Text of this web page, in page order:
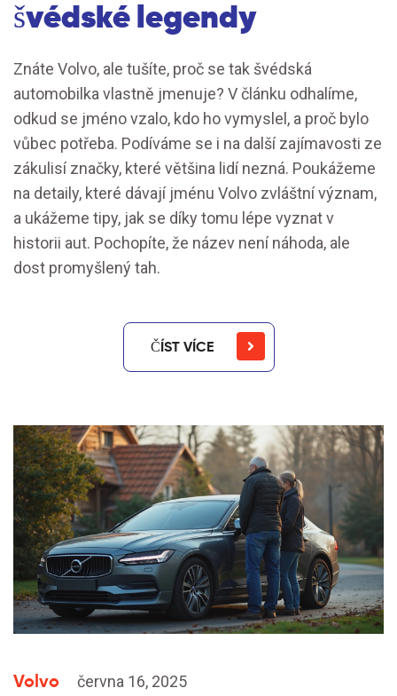
švédské legendy
Znáte Volvo, ale tušíte, proč se tak švédská
automobilka vlastně jmenuje? V článku odhalíme,
odkud se jméno vzalo, kdo ho vymyslel, a proč bylo
vůbec potřeba. Podíváme se i na další zajímavosti ze
zákulisí značky, které většina lidí nezná. Poukážeme
na detaily, které dávají jménu Volvo zvláštní význam,
a ukážeme tipy, jak se díky tomu lépe vyznat v
historii aut. Pochopíte, že název není náhoda, ale
dost promyšlený tah.
ČÍST VÍCE
Volvo června 16, 2025